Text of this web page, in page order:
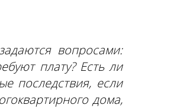
вопросами:
плату? Есть ли
последствия, если
дома,